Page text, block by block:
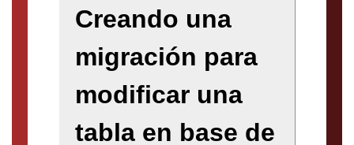
Creando una
migración para
modificar una
tabla en base de